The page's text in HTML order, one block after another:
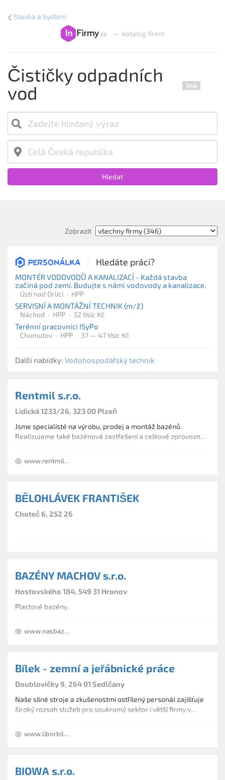
— katalog firem
Stavba a bydlení
Čističky odpadních
vod
346
Hledat
Zobrazit
Hledáte práci?
MONTÉR VODOVODŮ A KANALIZACÍ - Každá stavba
začíná pod zemí. Budujte s námi vodovody a kanalizace.
Ústí nad Orlicí HPP
SERVISNÍ A MONTÁŽNÍ TECHNIK (m/ž)
Náchod HPP 32 tísíc Kč
Terénní pracovníci ISyPo
Chomutov HPP 37 — 47 tísíc Kč
Další nabídky: Vodohospodářský technik
Rentmil s.r.o.
Lidická 1233/26, 323 00 Plzeň
Jsme specialisté na výrobu, prodej a montáž bazénů.
Realizujeme také bazénová zastřešení a celkové zprovoznění
www.rentmil.cz
BĚLOHLÁVEK FRANTIŠEK
Choteč 6, 252 26
BAZÉNY MACHOV s.r.o.
Hostovského 184, 549 31 Hronov
Plastové bazény.
www.nasbazen.cz
Bílek - zemní a jeřábnické práce
Doublovičky 9, 264 01 Sedlčany
Naše silné stroje a zkušenostmi ostřílený personál zajišťuje
široký rozsah služeb pro soukromý sektor i větší firmy v
www.liborbilek.cz
BIOWA s.r.o.